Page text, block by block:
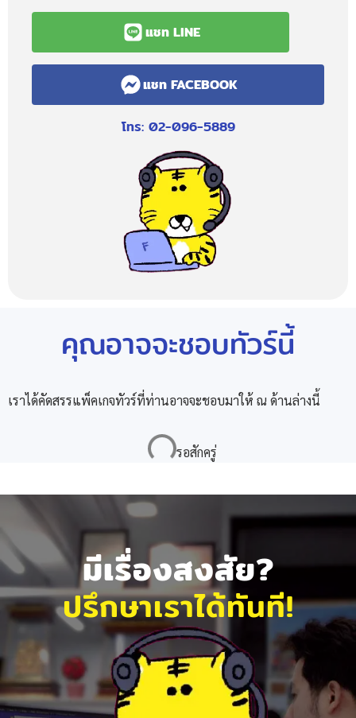
แชท LINE
แชท FACEBOOK
โทร: 02-096-5889
คุณอาจจะชอบทัวร์นี้
เราได้คัดสรรแพ็คเกจทัวร์ที่ท่านอาจจะชอบมาให้ ณ ด้านล่างนี้
มีเรื่องสงสัย?
ปรึกษาเราได้ทันที!